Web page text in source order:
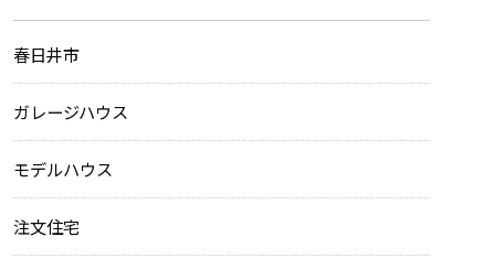
春日井市
ガレージハウス
モデルハウス
注文住宅